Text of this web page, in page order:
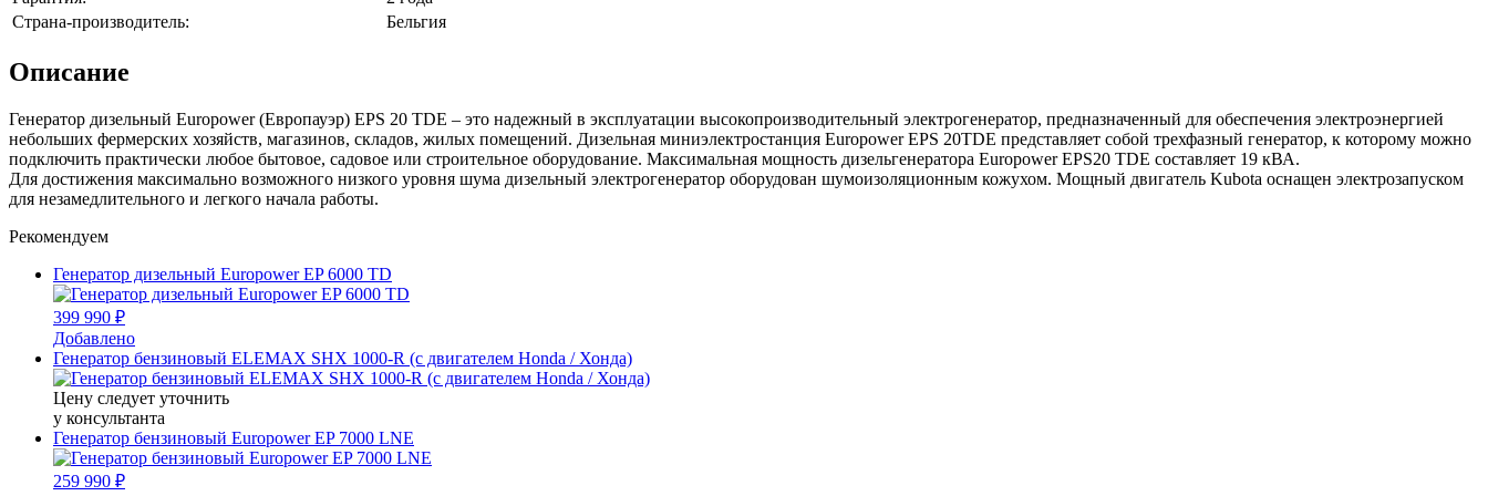
Страна-производитель:
Бельгия
Описание
Генератор дизельный Europower (Европауэр) EPS 20 TDE – это надежный в эксплуатации высокопроизводительный электрогенератор, предназначенный для обеспечения электроэнергией
небольших фермерских хозяйств, магазинов, складов, жилых помещений. Дизельная миниэлектростанция Europower EPS 20TDE представляет собой трехфазный генератор, к которому можно
подключить практически любое бытовое, садовое или строительное оборудование. Максимальная мощность дизельгенератора Europower EPS20 TDE составляет 19 кВА.
Для достижения максимально возможного низкого уровня шума дизельный электрогенератор оборудован шумоизоляционным кожухом. Мощный двигатель Kubota оснащен электрозапуском
для незамедлительного и легкого начала работы.
Рекомендуем
Генератор дизельный Europower EP 6000 TD
399 990 ₽
Добавлено
Генератор бензиновый ELEMAX SHX 1000-R (с двигателем Honda / Хонда)
Цену следует уточнить
у консультанта
Генератор бензиновый Europower EP 7000 LNE
259 990 ₽